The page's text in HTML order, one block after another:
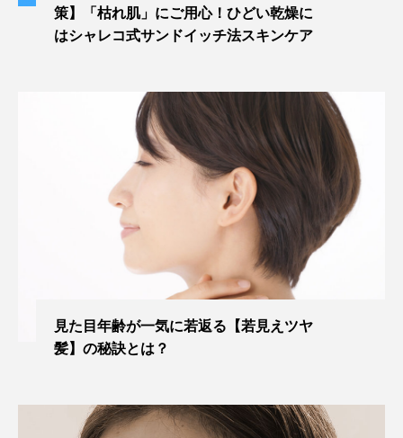
策】「枯れ肌」にご用心！ひどい乾燥に
はシャレコ式サンドイッチ法スキンケア
見た目年齢が一気に若返る【若見えツヤ
髪】の秘訣とは？